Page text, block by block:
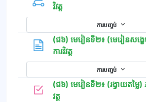
វិវត្ត
ការបញ្ចប់
(ជ៦) មេរៀនទី២៖ (មេរៀនសង្ខ
ការវិវត្តទំព័រ
ការបញ្ចប់
(ជ៦) មេរៀនទី២៖ (រង្វាយតម្លៃ)
វត្តកម្រងសំណួរ